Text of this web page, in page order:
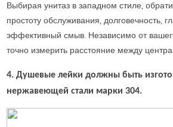
Выбирая унитаз в западном стиле,
простоту обслуживания, долговечность,
эффективный смыв. Независимо от
точно измерить расстояние между
4. Душевые лейки должны быть
нержавеющей стали марки 304.